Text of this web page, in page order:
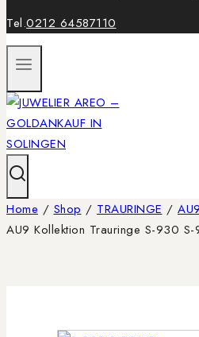
Tel.0212 64587110
Home / Shop / TRAURINGE /
AU9 Kollektion Trauringe S-930